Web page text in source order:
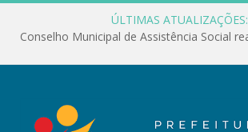
ÚLTIMAS ATUALIZAÇÕES: